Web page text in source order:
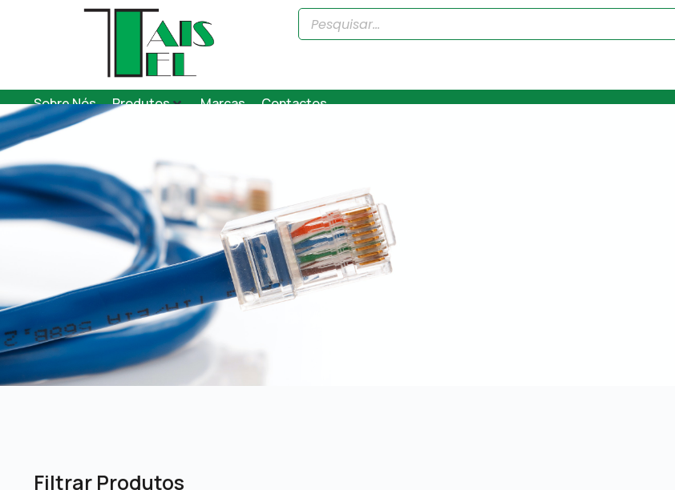
Sobre Nós Produtos Marcas Contactos
Filtrar Produtos